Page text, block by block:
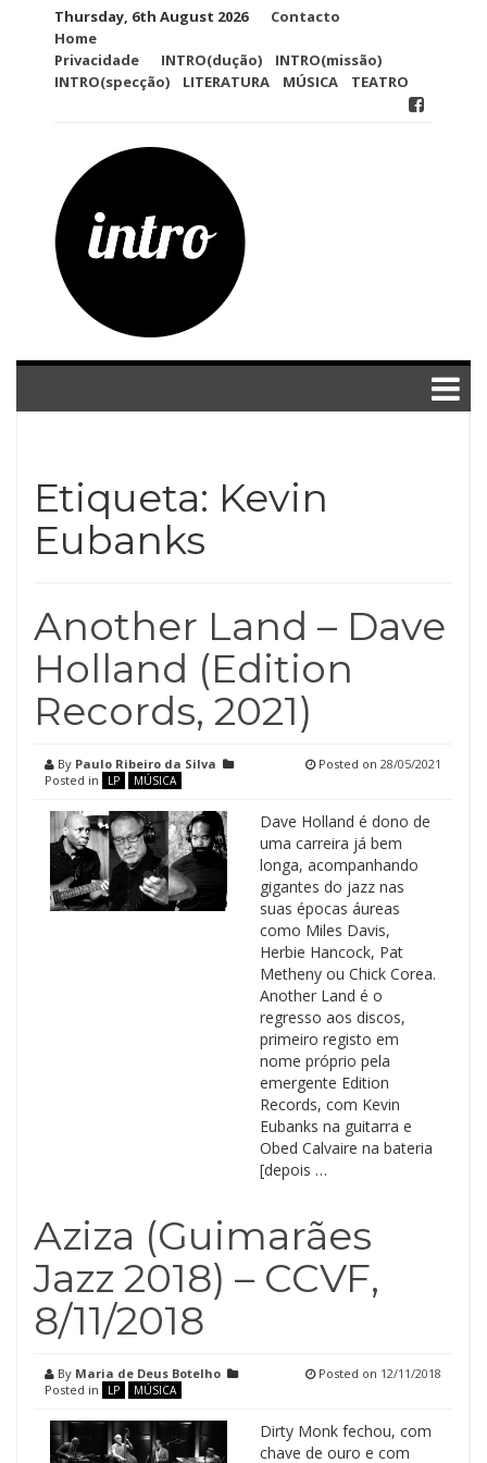
Thursday, 6th August 2026
Contacto
Home
Privacidade
INTRO(dução)
INTRO(missão)
INTRO(specção)
LITERATURA MÚSICA TEATRO
Etiqueta: Kevin
Eubanks
Another Land – Dave
Holland (Edition
Records, 2021)
By Paulo Ribeiro da Silva
Posted in
LP MÚSICA
Posted on 28/05/2021
Dave Holland é dono de
uma carreira já bem
longa, acompanhando
gigantes do jazz nas
suas épocas áureas
como Miles Davis,
Herbie Hancock, Pat
Metheny ou Chick Corea.
Another Land é o
regresso aos discos,
primeiro registo em
nome próprio pela
emergente Edition
Records, com Kevin
Eubanks na guitarra e
Obed Calvaire na bateria
[depois …
Aziza (Guimarães
Jazz 2018) – CCVF,
8/11/2018
By Maria de Deus Botelho
Posted in
LP MÚSICA
Posted on 12/11/2018
Dirty Monk fechou, com
chave de ouro e com